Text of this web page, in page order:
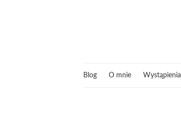
Blog O mnie Wystąpienia